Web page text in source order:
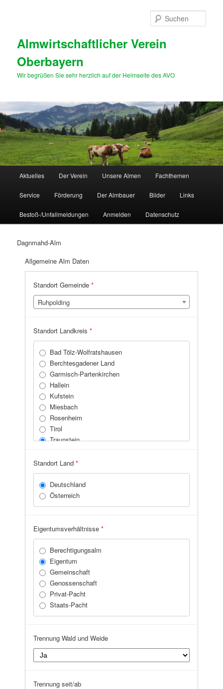
Almwirtschaftlicher Verein
Oberbayern
Wir begrüßen Sie sehr herzlich auf der Heimseite des AVO
Aktuelles Der Verein Unsere Almen Fachthemen
Service Förderung Der Almbauer Bilder Links
Bestoß-/Unfallmeldungen Anmelden Datenschutz
Dagnmahd-Alm
Allgemeine Alm Daten
Standort Gemeinde*
Ruhpolding
Standort Landkreis*
Bad Tölz-Wolfratshausen
Berchtesgadener Land
Garmisch-Partenkirchen
Hallein
Kufstein
Miesbach
Rosenheim
Tirol
Traunstein
Standort Land*
Deutschland
Österreich
Eigentumsverhältnisse*
Berechtigungsalm
Eigentum
Gemeinschaft
Genossenschaft
Privat-Pacht
Staats-Pacht
Trennung Wald und Weide
Trennung seit/ab